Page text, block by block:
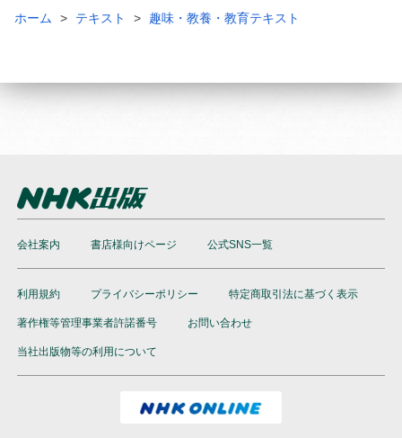
ホーム テキスト 趣味・教養・教育テキスト
会社案内 書店様向けページ 公式SNS一覧
利用規約 プライバシーポリシー 特定商取引法に基づく表示
著作権等管理事業者許諾番号 お問い合わせ
当社出版物等の利用について